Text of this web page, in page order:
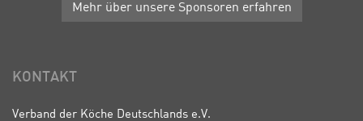
Mehr über unsere Sponsoren erfahren
KONTAKT
Verband der Köche Deutschlands e.V.